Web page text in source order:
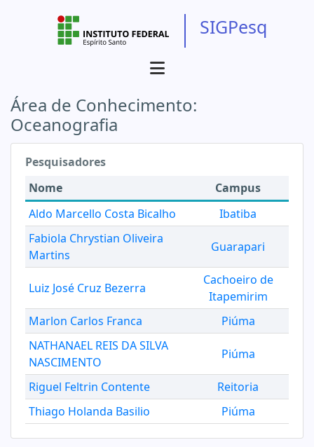
SIGPesq
Área de Conhecimento:
Oceanografia
Pesquisadores
Nome
Campus
Aldo Marcello Costa Bicalho
Ibatiba
Fabiola Chrystian Oliveira
Martins
Guarapari
Luiz José Cruz Bezerra
Cachoeiro de
Itapemirim
Marlon Carlos Franca
Piúma
NATHANAEL REIS DA SILVA
NASCIMENTO
Piúma
Riguel Feltrin Contente
Reitoria
Thiago Holanda Basilio
Piúma